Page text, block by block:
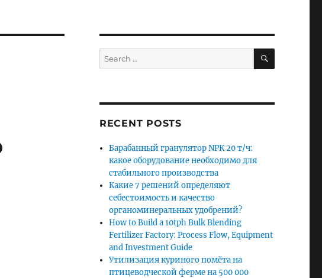
Search
for:
SEARCH
RECENT POSTS
Барабанный гранулятор NPK 20 т/ч:
какое оборудование необходимо для
стабильного производства
Какие 7 решений определяют
себестоимость и качество
органоминеральных удобрений?
How to Build a 10tph Bulk Blending
Fertilizer Factory: Process Flow, Equipment
and Investment Guide
Утилизация куриного помёта на
птицеводческой ферме на 500 000